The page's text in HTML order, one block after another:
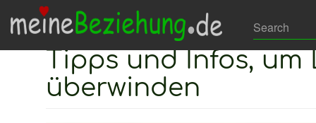
Direkt
zum
Search
Hauptnavigation
Tipps und Infos, um
überwinden